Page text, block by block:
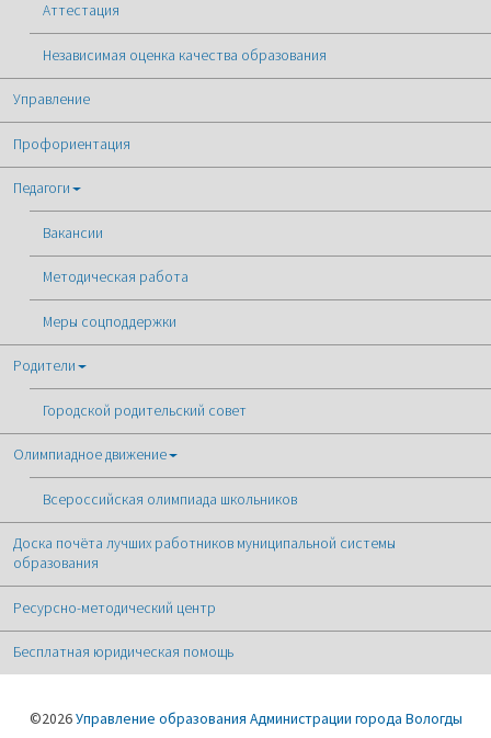
Аттестация
Независимая оценка качества образования
Управление
Профориентация
Педагоги
Вакансии
Методическая работа
Меры соцподдержки
Родители
Городской родительский совет
Олимпиадное движение
Всероссийская олимпиада школьников
Доска почёта лучших работников муниципальной системы
образования
Ресурсно-методический центр
Бесплатная юридическая помощь
©2026Управление образования Администрации города Вологды